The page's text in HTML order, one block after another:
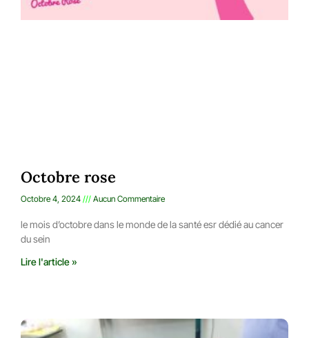
Octobre rose
Octobre 4, 2024 Aucun Commentaire
le mois d’octobre dans le monde de la santé esr dédié au cancer
du sein
Lire l'article »